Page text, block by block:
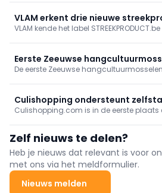
VLAM erkent drie nieuwe
en droogvis
VLAM kende het label
Brugse Visrokerij Alloo. Ze onderstrepen
visdroogtradities; info op
Eerste Zeeuwse
De eerste Zeeuwse
Culishopping ondersteunt
voedingsspeciaalzaken
Culishopping.com is in de eerste
Zelf nieuws te delen?
Heb je nieuws dat relevant is voor
met ons via het meldformulier.
Nieuws melden